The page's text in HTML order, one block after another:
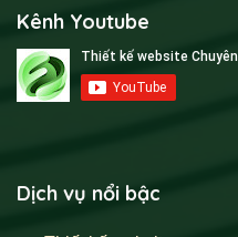
Kênh Youtube
Dịch vụ nổi bậc